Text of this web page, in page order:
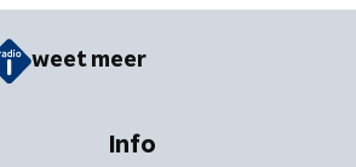
weet meer
Info